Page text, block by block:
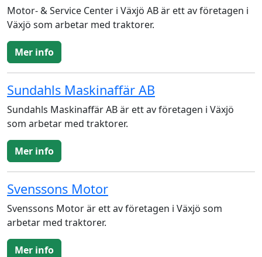
Motor- & Service Center i Växjö AB är ett av företagen i
Växjö som arbetar med traktorer.
Mer info
Sundahls Maskinaffär AB
Sundahls Maskinaffär AB är ett av företagen i Växjö
som arbetar med traktorer.
Mer info
Svenssons Motor
Svenssons Motor är ett av företagen i Växjö som
arbetar med traktorer.
Mer info